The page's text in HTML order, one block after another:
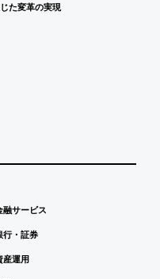
変革の実現
融サービス
行・証券
産運用